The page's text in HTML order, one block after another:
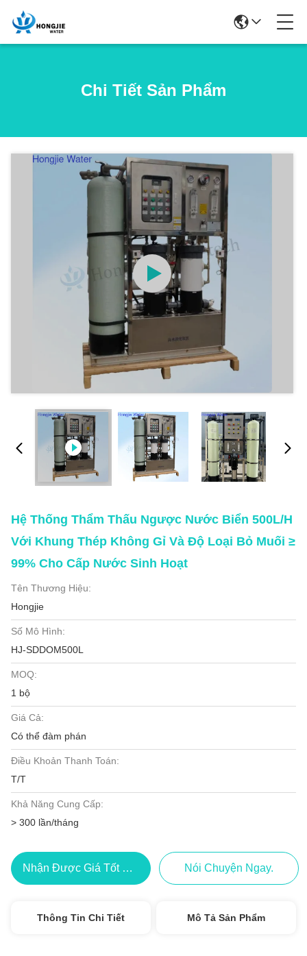
Chi Tiết Sản Phẩm
Hệ Thống Thẩm Thấu Ngược Nước Biển 500L/H
Với Khung Thép Không Gỉ Và Độ Loại Bỏ Muối ≥
99% Cho Cấp Nước Sinh Hoạt
Tên Thương Hiệu:
Hongjie
Số Mô Hình:
HJ-SDDOM500L
MOQ:
1 bộ
Giá Cả:
Có thể đàm phán
Điều Khoản Thanh Toán:
T/T
Khả Năng Cung Cấp:
> 300 lần/tháng
Nhận Được Giá Tốt Nhất Nói Chuyện Ngay.
Thông Tin Chi Tiết Mô Tả Sản Phẩm